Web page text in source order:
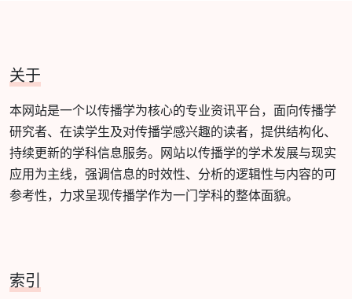
关于
本网站是一个以传播学为核心的专业资讯平台，面向传播学
研究者、在读学生及对传播学感兴趣的读者，提供结构化、
持续更新的学科信息服务。网站以传播学的学术发展与现实
应用为主线，强调信息的时效性、分析的逻辑性与内容的可
参考性，力求呈现传播学作为一门学科的整体面貌。
索引